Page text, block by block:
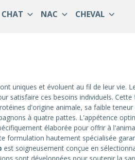
CHAT NAC CHEVAL
uniques et évoluent au fil de leur vie.
satisfaire ces besoins individuels.
d'origine animale, sa faible
à quatre pattes. L'appétence
élaborée pour offrir à
formulation hautement spécialisée
est soigneusement conçue en